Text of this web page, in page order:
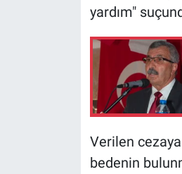
yardım"
Verilen
bedenin